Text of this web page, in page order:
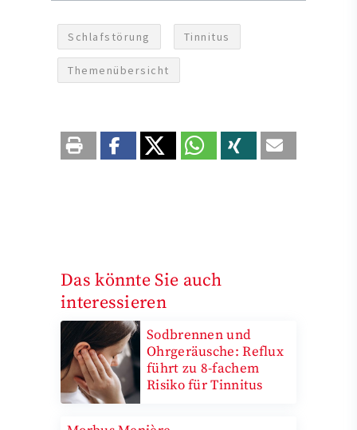
Schlafstörung Tinnitus
Themenübersicht
Das könnte Sie auch
interessieren
Sodbrennen und
Ohrgeräusche: Reflux
führt zu 8-fachem
Risiko für Tinnitus